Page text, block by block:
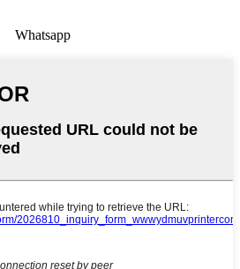
Whatsapp